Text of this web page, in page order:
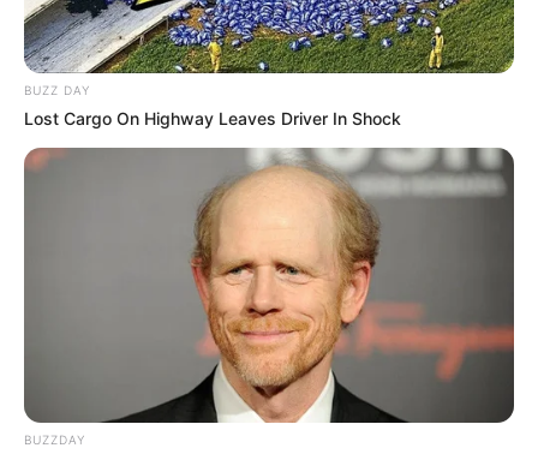
BUZZ DAY
Lost Cargo On Highway Leaves Driver In Shock
BUZZDAY